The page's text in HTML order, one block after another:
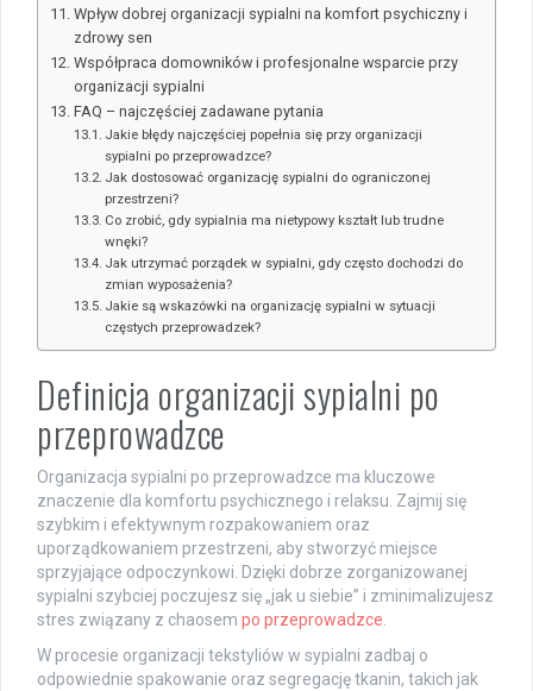
Wpływ dobrej organizacji sypialni na komfort psychiczny i
zdrowy sen
Współpraca domowników i profesjonalne wsparcie przy
organizacji sypialni
FAQ – najczęściej zadawane pytania
Jakie błędy najczęściej popełnia się przy organizacji
sypialni po przeprowadzce?
Jak dostosować organizację sypialni do ograniczonej
przestrzeni?
Co zrobić, gdy sypialnia ma nietypowy kształt lub trudne
wnęki?
Jak utrzymać porządek w sypialni, gdy często dochodzi do
zmian wyposażenia?
Jakie są wskazówki na organizację sypialni w sytuacji
częstych przeprowadzek?
Definicja organizacji sypialni po
przeprowadzce
Organizacja sypialni po przeprowadzce ma kluczowe
znaczenie dla komfortu psychicznego i relaksu. Zajmij się
szybkim i efektywnym rozpakowaniem oraz
uporządkowaniem przestrzeni, aby stworzyć miejsce
sprzyjające odpoczynkowi. Dzięki dobrze zorganizowanej
sypialni szybciej poczujesz się „jak u siebie” i zminimalizujesz
stres związany z chaosem po przeprowadzce.
W procesie organizacji tekstyliów w sypialni zadbaj o
odpowiednie spakowanie oraz segregację tkanin, takich jak